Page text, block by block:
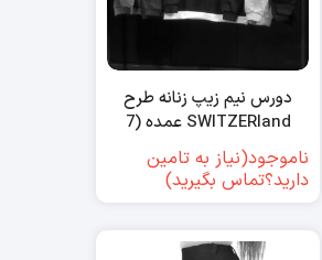
دورس نیم زیپ زنانه طرح
SWITZERland عمده (7
عددی)
ناموجود(نیاز به تامین
دارید؟تماس بگیرید)